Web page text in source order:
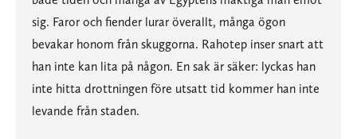
sig. Faror och fiender lurar överallt, många ögon
bevakar honom från skuggorna. Rahotep inser snart att
han inte kan lita på någon. En sak är säker: lyckas han
inte hitta drottningen före utsatt tid kommer han inte
levande från staden.